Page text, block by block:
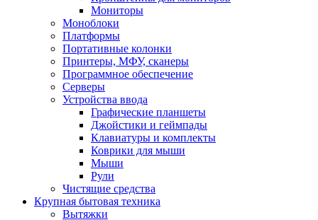
Мониторы
Моноблоки
Платформы
Портативные колонки
Принтеры, МФУ, сканеры
Программное обеспечение
Серверы
Устройства ввода
Графические планшеты
Джойстики и геймпады
Клавиатуры и комплекты
Коврики для мыши
Мыши
Рули
Чистящие средства
Крупная бытовая техника
Вытяжки